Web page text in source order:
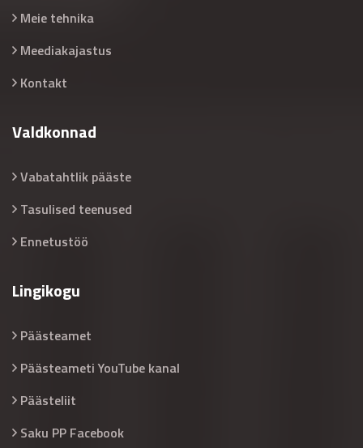
Meie tehnika
Meediakajastus
Kontakt
Valdkonnad
Vabatahtlik pääste
Tasulised teenused
Ennetustöö
Lingikogu
Päästeamet
Päästeameti YouTube kanal
Päästeliit
Saku PP Facebook